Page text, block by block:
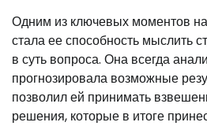
Одним из ключевых моментов
стала ее способность мыслить
в суть вопроса. Она всегда
прогнозировала возможные
позволил ей принимать
решения, которые в итоге